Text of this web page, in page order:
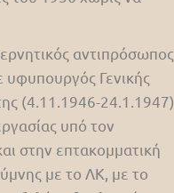
αντιπρόσωπος
υφυπουργός Γενικής
(4.11.1946-24.1.1947)
υπό τον
στην επτακομματική
με το ΛΚ, με το